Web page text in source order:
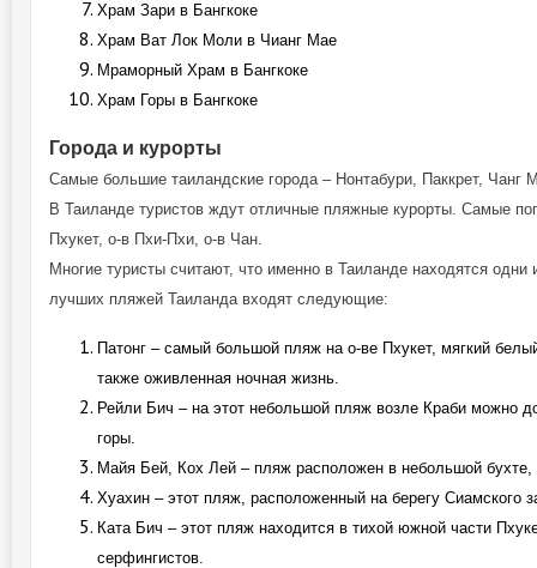
Храм Зари в Бангкоке
Храм Ват Лок Моли в Чианг Мае
Мраморный Храм в Бангкоке
Храм Горы в Бангкоке
Города и курорты
Самые большие таиландские города – Нонтабури, Паккрет, Чанг
В Таиланде туристов ждут отличные пляжные курорты. Самые
Пхукет, о-в Пхи-Пхи, о-в Чан.
Многие туристы считают, что именно в Таиланде находятся
лучших пляжей Таиланда входят следующие:
Патонг – самый большой пляж на о-ве Пхукет, мягкий
также оживленная ночная жизнь.
Рейли Бич – на этот небольшой пляж возле Краби можно
горы.
Майя Бей, Кох Лей – пляж расположен в небольшой
Хуахин – этот пляж, расположенный на берегу
Ката Бич – этот пляж находится в тихой южной части
серфингистов.